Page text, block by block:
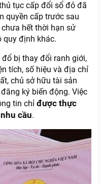
tục cấp đổi sổ đỏ đã
quyền cấp trước sau
hết thời hạn sử
quy định khác.
bị thay đổi ranh giới,
tích, số hiệu và địa chỉ
chủ sở hữu tài sản
ký biến động. Việc
tin chỉ được thực
cầu.